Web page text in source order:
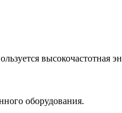
высокочастотная
оборудования.